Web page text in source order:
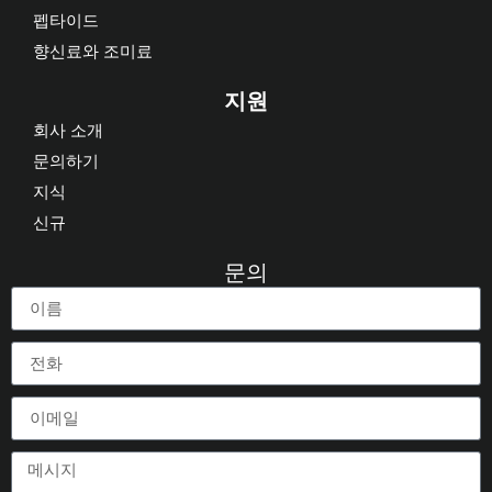
펩타이드
향신료와 조미료
지원
회사 소개
문의하기
지식
신규
문의